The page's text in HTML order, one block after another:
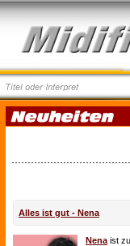
Alles ist gut - Nena
Nena ist